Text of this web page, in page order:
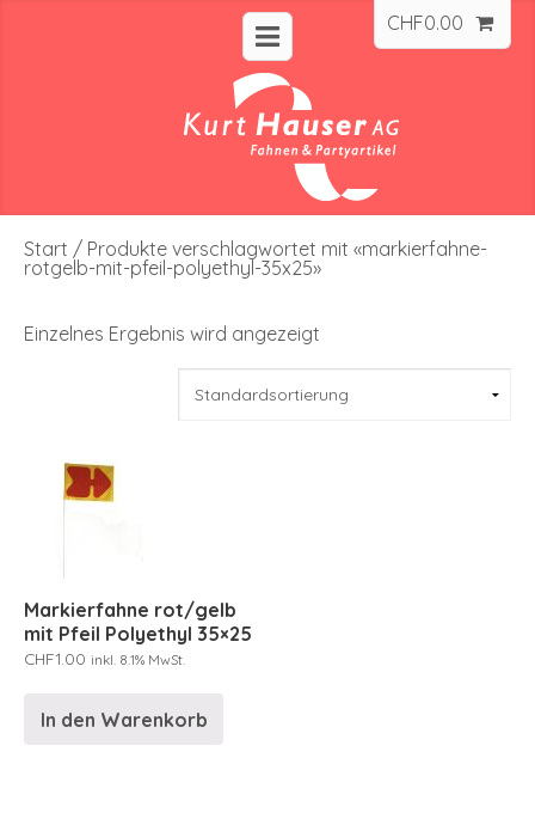
CHF0.00
Start / Produkte verschlagwortet mit «markierfahne-
rotgelb-mit-pfeil-polyethyl-35x25»
Einzelnes Ergebnis wird angezeigt
Markierfahne rot/gelb
mit Pfeil Polyethyl 35×25
CHF1.00 inkl. 8.1% MwSt.
In den Warenkorb